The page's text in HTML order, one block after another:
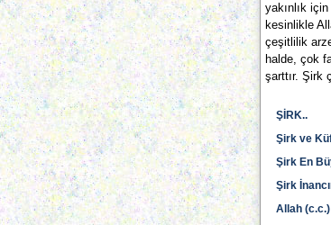
yakınlık
kesinlikle
çeşitlilik
halde, çok
şarttır. Şirk
ŞİRK..
Şirk ve
Şirk En
Şirk
Allah (c.c.)